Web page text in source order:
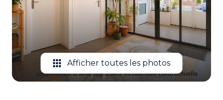
Afficher toutes les photos